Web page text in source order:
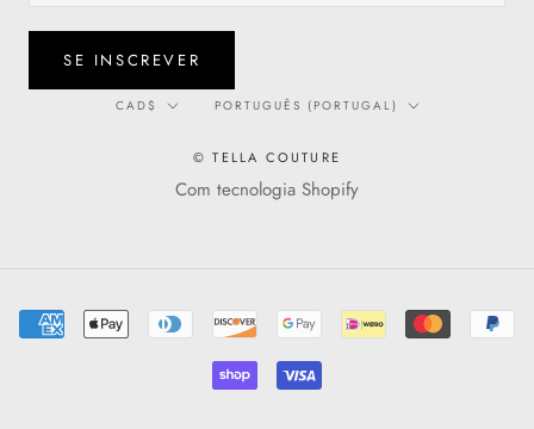
SE INSCREVER
Moeda
CAD$ Língua
PORTUGUÊS (PORTUGAL)
© TELLA COUTURE
Com tecnologia Shopify